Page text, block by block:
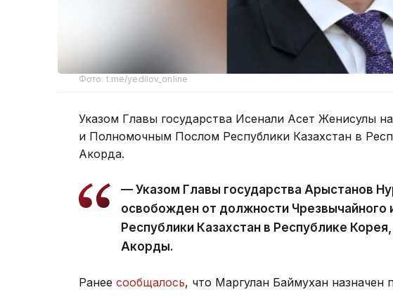
Фото: t.me/yedilov_online
Указом Главы государства Исенали Асет Женисулы
и Полномочным Послом Республики Казахстан в
Акорда.
— Указом Главы государства Арыстанов
освобожден от должности Чрезвычайного
Республики Казахстан в Республике
Акорды.
Ранее сообщалось, что Маргулан Баймухан назначен